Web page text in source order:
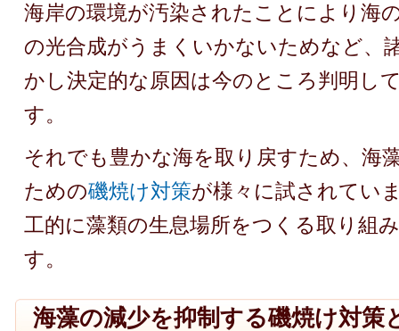
海岸の環境が汚染されたことにより海
の光合成がうまくいかないためなど、
かし決定的な原因は今のところ判明し
す。
それでも豊かな海を取り戻すため、海
ための磯焼け対策が様々に試されてい
工的に藻類の生息場所をつくる取り組
す。
海藻の減少を抑制する磯焼け対策